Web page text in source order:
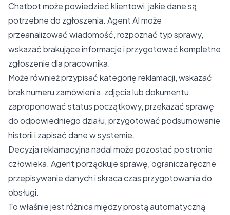
Chatbot może powiedzieć klientowi, jakie dane są
potrzebne do zgłoszenia. Agent AI może
przeanalizować wiadomość, rozpoznać typ sprawy,
wskazać brakujące informacje i przygotować kompletne
zgłoszenie dla pracownika.
Może również przypisać kategorię reklamacji, wskazać
brak numeru zamówienia, zdjęcia lub dokumentu,
zaproponować status początkowy, przekazać sprawę
do odpowiedniego działu, przygotować podsumowanie
historii i zapisać dane w systemie.
Decyzja reklamacyjna nadal może pozostać po stronie
człowieka. Agent porządkuje sprawę, ogranicza ręczne
przepisywanie danych i skraca czas przygotowania do
obsługi.
To właśnie jest różnica między prostą automatyczną